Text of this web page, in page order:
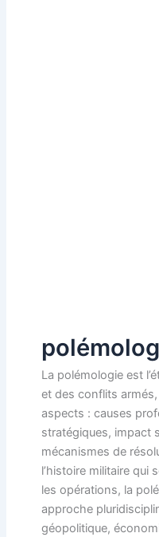
La polémologie est
et des conflits
aspects : causes
stratégiques, impact
mécanismes de
l’histoire militaire qui
les opérations, la
approche
géopolitique,